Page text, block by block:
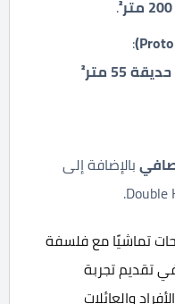
200 متر² .
:
حديقة 55 متر²
بالإضافة إلى
تماشيًا مع فلسفة
تقديم تجربة
والعائلات